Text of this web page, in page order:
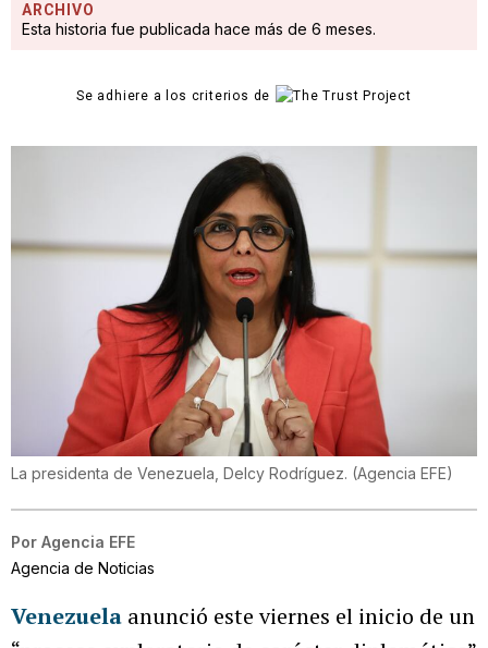
ARCHIVO
Esta historia fue publicada hace más de 6 meses.
Se adhiere a los criterios de
La presidenta de Venezuela, Delcy Rodríguez. (Agencia EFE)
Por Agencia EFE
Agencia de Noticias
Venezuela anunció este viernes el inicio de un